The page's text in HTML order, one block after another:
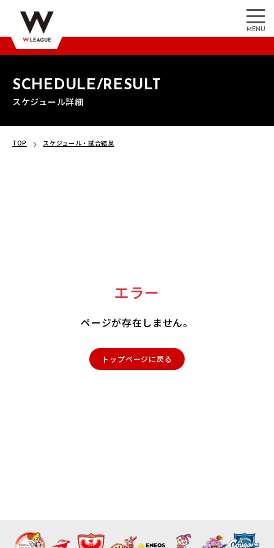
MENU
SCHEDULE/RESULT
スケジュール詳細
TOP スケジュール・試合結果
エラー
ページが存在しません。
トップページに戻る